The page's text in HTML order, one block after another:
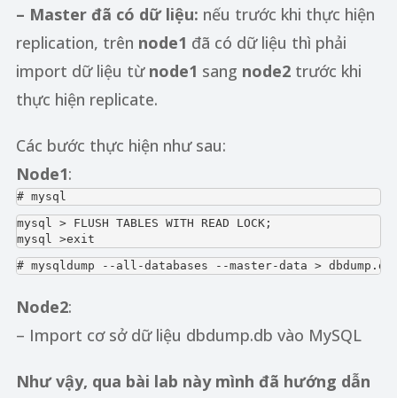
– Master đã có dữ liệu: nếu trước khi thực hiện
replication, trên node1 đã có dữ liệu thì phải
import dữ liệu từ node1 sang node2trước khi
thực hiện replicate.
Các bước thực hiện như sau:
Node1:
# mysql
mysql > FLUSH TABLES WITH READ LOCK;
mysql >exit
# mysqldump --all-databases --master-data > dbdump.db
Node2:
– Import cơ sở dữ liệu dbdump.db vào MySQL
Như vậy, qua bài lab này mình đã hướng dẫn